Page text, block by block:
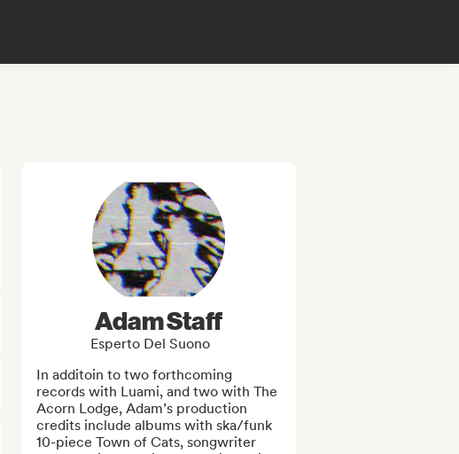
Adam Staff
Esperto Del Suono
In additoin to two forthcoming
records with Luami, and two with The
Acorn Lodge, Adam’s production
credits include albums with ska/funk
10-piece Town of Cats, songwriter